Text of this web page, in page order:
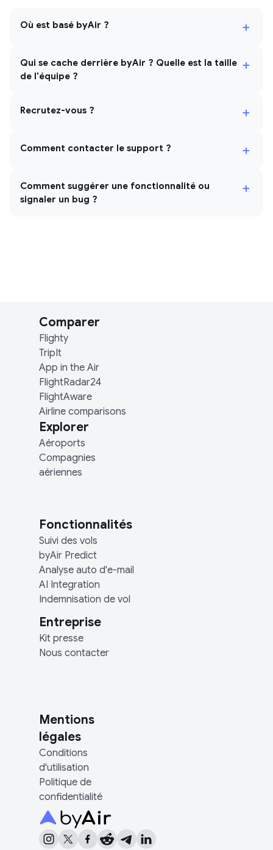
Où est basé byAir ? +
Qui se cache derrière byAir ? Quelle est la taille
de l'équipe ?
+
Recrutez-vous ? +
Comment contacter le support ? +
Comment suggérer une fonctionnalité ou
signaler un bug ?
+
Comparer
Flighty
TripIt
App in the Air
FlightRadar24
FlightAware
Airline comparisons
Explorer
Aéroports
Compagnies
aériennes
Fonctionnalités
Suivi des vols
byAir Predict
Analyse auto d'e-mail
AI Integration
Indemnisation de vol
Entreprise
Kit presse
Nous contacter
Mentions
légales
Conditions
d'utilisation
Politique de
confidentialité